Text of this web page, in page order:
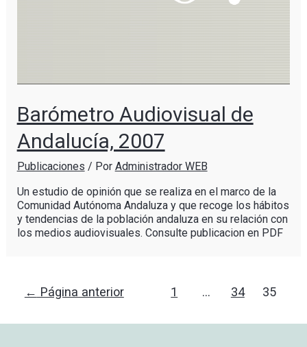
Barómetro Audiovisual de
Andalucía, 2007
Publicaciones / Por Administrador WEB
Un estudio de opinión que se realiza en el marco de la
Comunidad Autónoma Andaluza y que recoge los hábitos
y tendencias de la población andaluza en su relación con
los medios audiovisuales. Consulte publicacion en PDF
← Página anterior 1 … 34 35